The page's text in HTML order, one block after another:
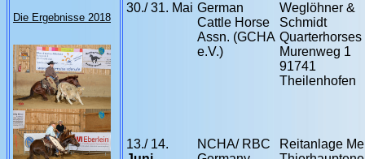
Die Ergebnisse 2018
30./ 31. Mai German
Cattle Horse
Assn. (GCHA
e.V.)
Weglöhner &
Schmidt
Quarterhorses
Murenweg 1
91741
Theilenhofen
13./ 14.
NCHA/ RBC
Reitanlage